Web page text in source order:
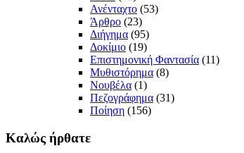
Ανένταχτο (53)
Άρθρο (23)
Διήγημα (95)
Δοκίμιο (19)
Επιστημονική Φαντασία (11)
Μυθιστόρημα (8)
Νουβέλα (1)
Πεζογράφημα (31)
Ποίηση (156)
Καλώς ήρθατε